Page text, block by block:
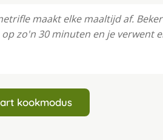
maakt elke maaltijd af.
zo'n 30 minuten en je verwent
kookmodus